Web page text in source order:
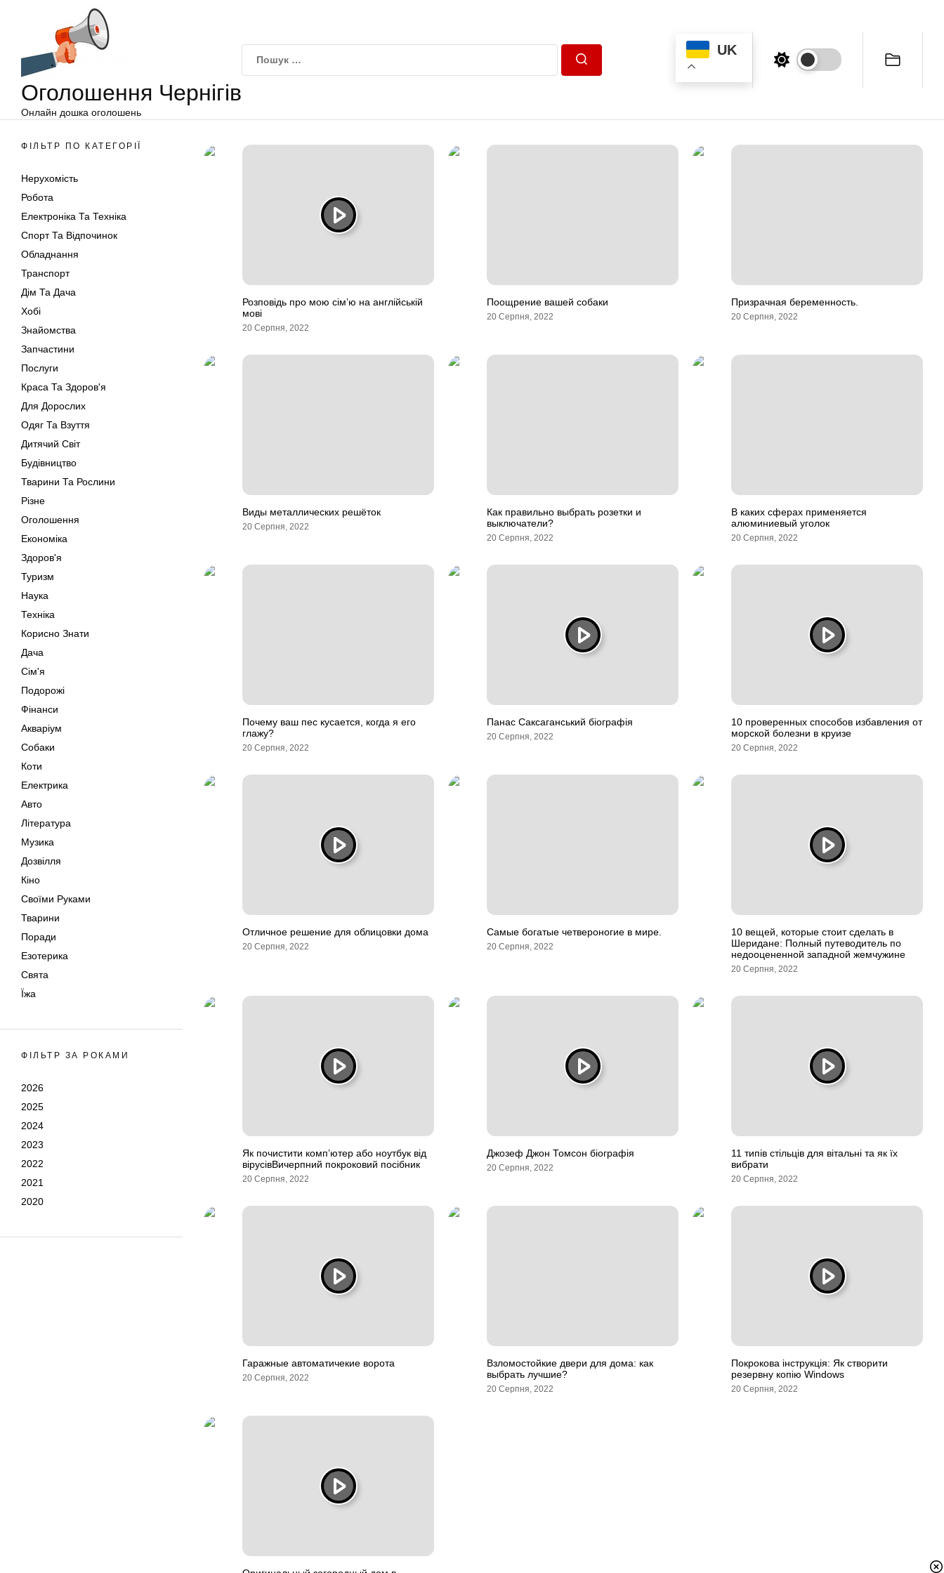
Оголошення Чернігів
Онлайн дошка оголошень
UK
ФІЛЬТР ПО КАТЕГОРІЇ
Нерухомість
Робота
Електроніка Та Техніка
Спорт Та Відпочинок
Обладнання
Транспорт
Дім Та Дача
Хобі
Знайомства
Запчастини
Послуги
Краса Та Здоров'я
Для Дорослих
Одяг Та Взуття
Дитячий Світ
Будівництво
Тварини Та Рослини
Різне
Оголошення
Економіка
Здоров'я
Туризм
Наука
Техніка
Корисно Знати
Дача
Сім'я
Подорожі
Фінанси
Акваріум
Собаки
Коти
Електрика
Авто
Література
Музика
Дозвілля
Кіно
Своїми Руками
Тварини
Поради
Езотерика
Свята
Їжа
ФІЛЬТР ЗА РОКАМИ
2026
2025
2024
2023
2022
2021
2020
Розповідь про мою сім’ю на англійській
мові
20 Серпня, 2022
Поощрение вашей собаки
20 Серпня, 2022
Призрачная беременность.
20 Серпня, 2022
Виды металлических решёток
20 Серпня, 2022
Как правильно выбрать розетки и
выключатели?
20 Серпня, 2022
В каких сферах применяется
алюминиевый уголок
20 Серпня, 2022
Почему ваш пес кусается, когда я его
глажу?
20 Серпня, 2022
Панас Саксаганський біографія
20 Серпня, 2022
10 проверенных способов избавления от
морской болезни в круизе
20 Серпня, 2022
Отличное решение для облицовки дома
20 Серпня, 2022
Самые богатые четвероногие в мире.
20 Серпня, 2022
10 вещей, которые стоит сделать в
Шеридане: Полный путеводитель по
недооцененной западной жемчужине
20 Серпня, 2022
Як почистити комп’ютер або ноутбук від
вірусівВичерпний покроковий посібник
20 Серпня, 2022
Джозеф Джон Томсон біографія
20 Серпня, 2022
11 типів стільців для вітальні та як їх
вибрати
20 Серпня, 2022
Гаражные автоматичекие ворота
20 Серпня, 2022
Взломостойкие двери для дома: как
выбрать лучшие?
20 Серпня, 2022
Покрокова інструкція: Як створити
резервну копію Windows
20 Серпня, 2022